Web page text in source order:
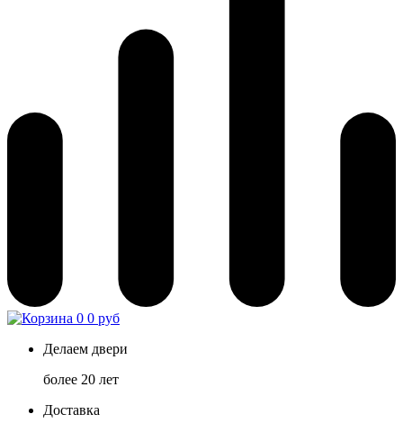
0 0 руб
Делаем двери
более 20 лет
Доставка